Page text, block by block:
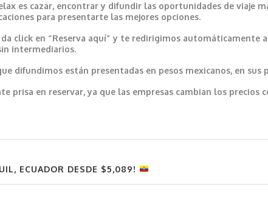
es cazar, encontrar y difundir las oportunidades de viaje
para presentarte las mejores opciones.
click en “Reserva aquí” y te redirigimos automáticamente
intermediarios.
difundimos están presentadas en pesos mexicanos, en sus
prisa en reservar, ya que las empresas cambian los
ECUADOR DESDE $5,089!